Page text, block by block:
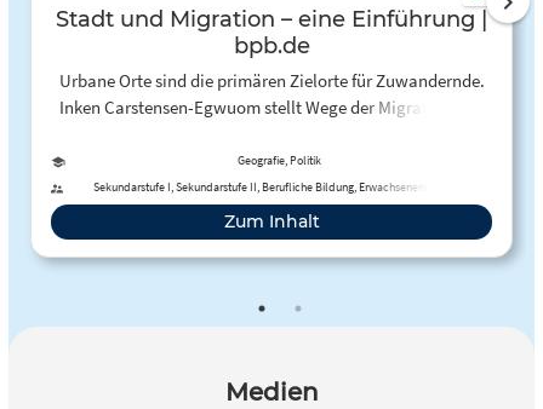
Stadt und Migration – eine Einführung |
bpb.de
Urbane Orte sind die primären Zielorte für Zuwandernde.
Inken Carstensen-Egwuom stellt Wege der Migration und
Geografie, Politik
Sekundarstufe I, Sekundarstufe II, Berufliche Bildung, Erwachsenenbildung
Zum Inhalt
Medien